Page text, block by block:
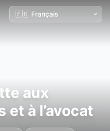
aux
et à l’avocat